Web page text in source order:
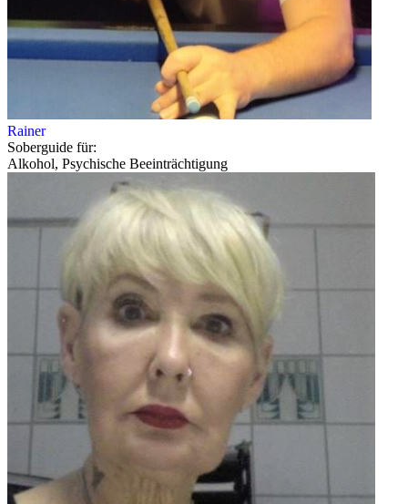
Rainer
Soberguide für:
Alkohol, Psychische Beeinträchtigung